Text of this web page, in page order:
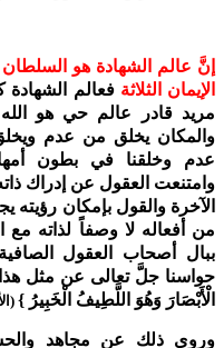
إنَّ عالم الشهادة هو
الإيمان الثلاثة فعالم
مريد قادر عالم حي هو الله
والمكان يخلق من عدم ويخلق
عدم وخلقنا في بطون
وامتنعت العقول عن إدراك
الآخرة والقول بإمكان رؤيته
من أفعاله لا وصفاً لذاته مع
ببال أصحاب العقول
حواسنا جلَّ تعالى عن مثل
الْأَبْصَارَ وَهُوَ اللَّطِيفُ الْخَبِيرُ }
وروي ذلك عن مجاهد